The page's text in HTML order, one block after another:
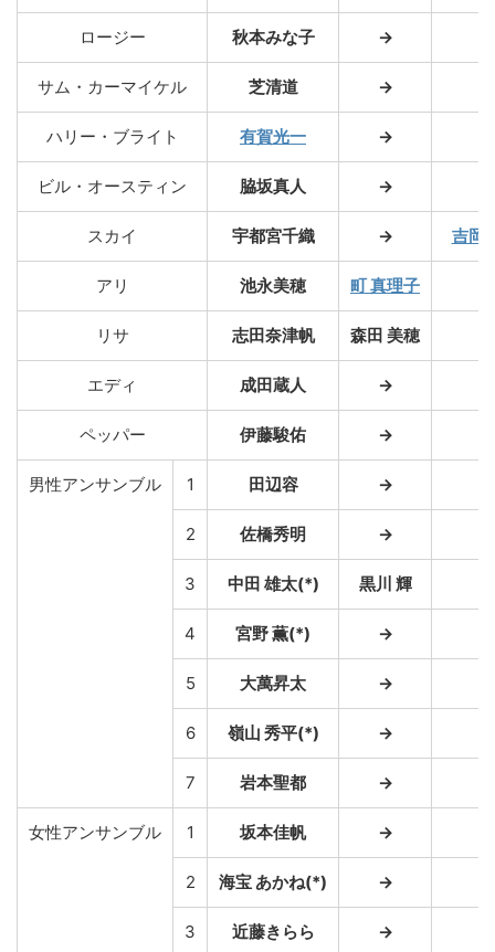
ロージー 秋本みな子 →
サム・カーマイケル 芝清道 →
ハリー・ブライト 有賀光一 →
ビル・オースティン 脇坂真人 →
スカイ 宇都宮千織 → 吉岡
アリ 池永美穂 町 真理子
リサ 志田奈津帆 森田 美穂
エディ 成田蔵人 →
ペッパー 伊藤駿佑 →
男性アンサンブル 1 田辺容 →
2 佐橋秀明 →
3 中田 雄太(*) 黒川 輝
4 宮野 薫(*) →
5 大萬昇太 →
6 嶺山 秀平(*) →
7 岩本聖都 →
女性アンサンブル 1 坂本佳帆 →
2 海宝 あかね(*) →
3 近藤きらら →